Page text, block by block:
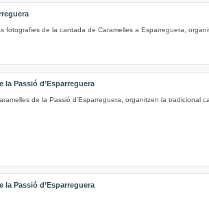
fotografies de la cantada de Caramelles a Esparreguera,
la Passió d’Esparreguera
de la Passió d’Esparreguera, organitzen la tradicional
la Passió d’Esparreguera